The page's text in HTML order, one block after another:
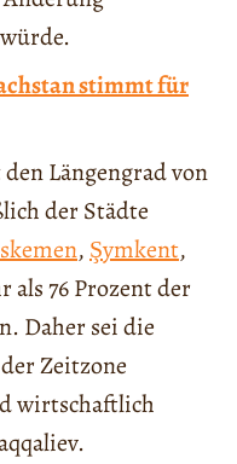
stimmt für
Längengrad von
der Städte
, Şymkent,
als 76 Prozent der
Daher sei die
Zeitzone
wirtschaftlich